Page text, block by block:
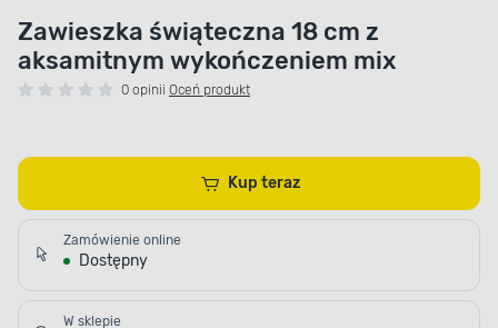
Zawieszka świąteczna 18 cm z
aksamitnym wykończeniem mix
0 opinii Oceń produkt
Kup teraz
Zamówienie online
Dostępny
W sklepie